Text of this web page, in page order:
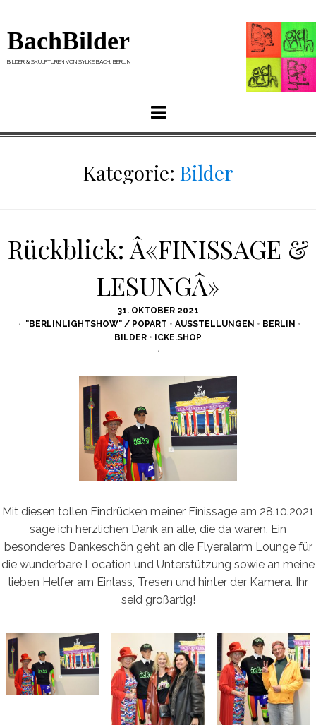
BachBilder
BILDER & SKULPTUREN VON SYLKE BACH, BERLIN
Menu
Kategorie: Bilder
Rückblick: Â«FINISSAGE &
LESUNGÂ»
POSTED
ON
31. OKTOBER 2021
"BERLINLIGHTSHOW" / POPART • AUSSTELLUNGEN • BERLIN •
BILDER • ICKE.SHOP
Mit diesen tollen Eindrücken meiner Finissage am 28.10.2021
sage ich herzlichen Dank an alle, die da waren. Ein
besonderes Dankeschön geht an die Flyeralarm Lounge für
die wunderbare Location und Unterstützung sowie an meine
lieben Helfer am Einlass, Tresen und hinter der Kamera. Ihr
seid großartig!